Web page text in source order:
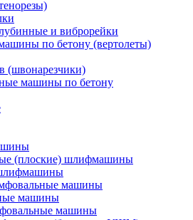
и виброрейки
по бетону (вертолеты)
(швонарезчики)
машины по бетону
(плоские) шлифмашины
машины
машины
машины